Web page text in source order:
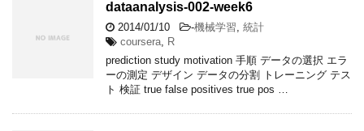
dataanalysis-002-week6
2014/01/10 -機械学習 統計
coursera R
prediction study motivation 手順 データの選択 エラ
ーの測定 デザイン データの分割 トレーニング テス
ト 検証 true false positives true pos …